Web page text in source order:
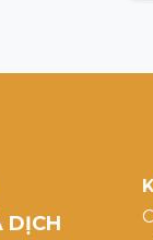
DỊCH